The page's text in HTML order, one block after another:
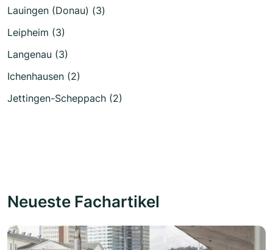
Lauingen (Donau) (3)
Leipheim (3)
Langenau (3)
Ichenhausen (2)
Jettingen-Scheppach (2)
Neueste Fachartikel